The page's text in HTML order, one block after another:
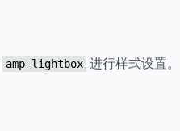
amp-lightbox 进行样式设置。